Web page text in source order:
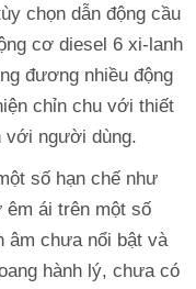
chọn dẫn động cầu
cơ diesel 6 xi-lanh
đương nhiều động
chỉn chu với thiết
với người dùng.
số hạn chế như
ái trên một số
âm chưa nổi bật và
hành lý, chưa có